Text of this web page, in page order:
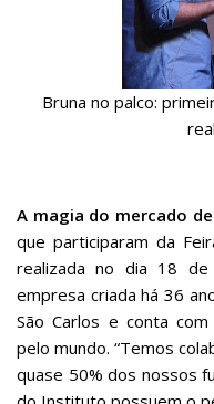
Bruna no palco:
A magia do mercado
que participaram da
realizada no dia 18
empresa criada há 36
São Carlos e conta
pelo mundo. “Temos
quase 50% dos nossos